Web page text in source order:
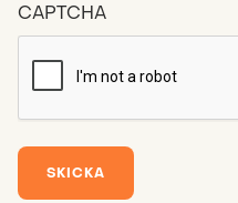
CAPTCHA
SKICKA